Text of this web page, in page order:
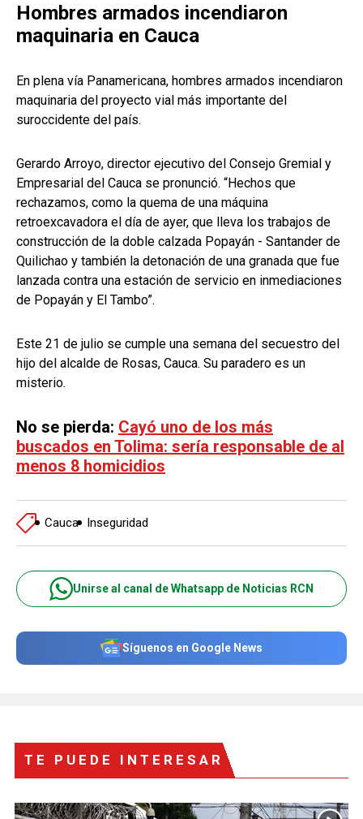
Hombres armados incendiaron
maquinaria en Cauca
En plena vía Panamericana, hombres armados incendiaron
maquinaria del proyecto vial más importante del
suroccidente del país.
Gerardo Arroyo, director ejecutivo del Consejo Gremial y
Empresarial del Cauca se pronunció. “Hechos que
rechazamos, como la quema de una máquina
retroexcavadora el día de ayer, que lleva los trabajos de
construcción de la doble calzada Popayán - Santander de
Quilichao y también la detonación de una granada que fue
lanzada contra una estación de servicio en inmediaciones
de Popayán y El Tambo”.
Este 21 de julio se cumple una semana del secuestro del
hijo del alcalde de Rosas, Cauca. Su paradero es un
misterio.
No se pierda: Cayó uno de los más
buscados en Tolima: sería responsable de al
menos 8 homicidios
Cauca Inseguridad
Unirse al canal de Whatsapp de Noticias RCN
Síguenos en Google News
TE PUEDE INTERESAR